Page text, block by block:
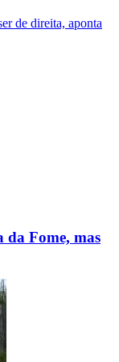
de direita, aponta
da Fome, mas